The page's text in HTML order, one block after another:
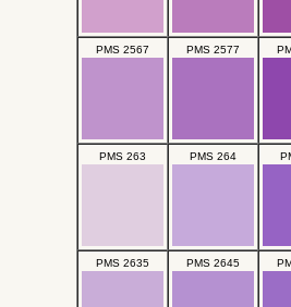
PMS 2567 PMS 2577
PMS 263 PMS 264
PMS 2635 PMS 2645